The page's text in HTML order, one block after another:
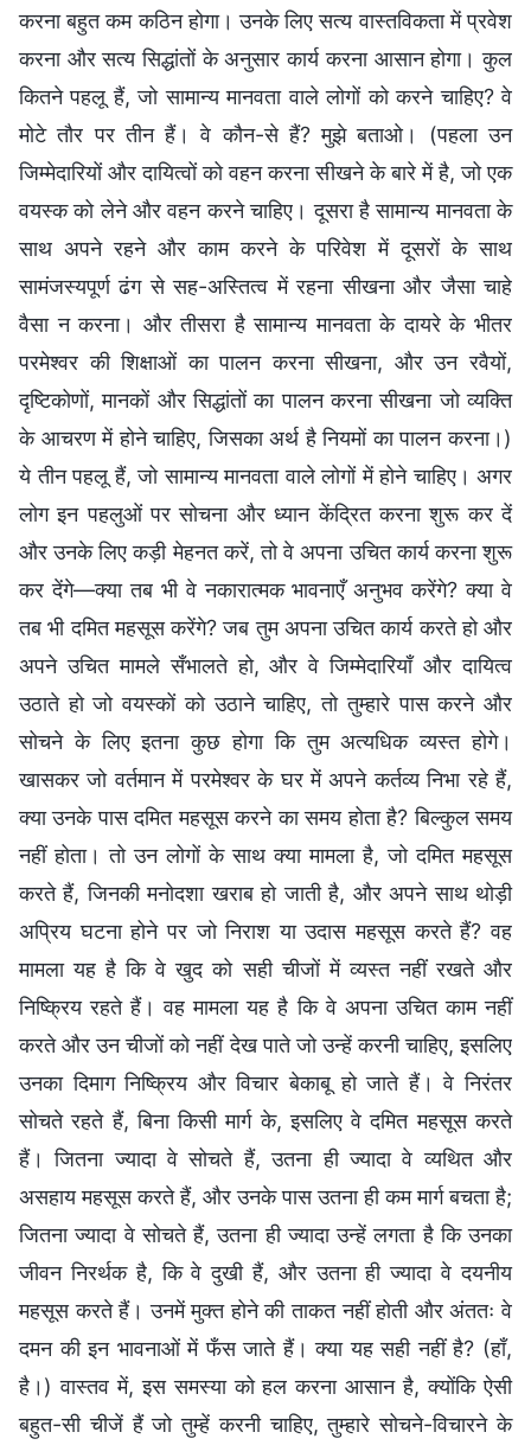
करना बहुत कम कठिन होगा। उनके लिए सत्य वास्तविकता में प्रवेश
करना और सत्य सिद्धांतों के अनुसार कार्य करना आसान होगा। कुल
कितने पहलू हैं, जो सामान्य मानवता वाले लोगों को करने चाहिए? वे
मोटे तौर पर तीन हैं। वे कौन-से हैं? मुझे बताओ। (पहला उन
जिम्मेदारियों और दायित्वों को वहन करना सीखने के बारे में है, जो एक
वयस्क को लेने और वहन करने चाहिए। दूसरा है सामान्य मानवता के
साथ अपने रहने और काम करने के परिवेश में दूसरों के साथ
सामंजस्यपूर्ण ढंग से सह-अस्तित्व में रहना सीखना और जैसा चाहे
वैसा न करना। और तीसरा है सामान्य मानवता के दायरे के भीतर
परमेश्वर की शिक्षाओं का पालन करना सीखना, और उन रवैयों,
दृष्टिकोणों, मानकों और सिद्धांतों का पालन करना सीखना जो व्यक्ति
के आचरण में होने चाहिए, जिसका अर्थ है नियमों का पालन करना।)
ये तीन पहलू हैं, जो सामान्य मानवता वाले लोगों में होने चाहिए। अगर
लोग इन पहलुओं पर सोचना और ध्यान केंद्रित करना शुरू कर दें
और उनके लिए कड़ी मेहनत करें, तो वे अपना उचित कार्य करना शुरू
कर देंगे—क्या तब भी वे नकारात्मक भावनाएँ अनुभव करेंगे? क्या वे
तब भी दमित महसूस करेंगे? जब तुम अपना उचित कार्य करते हो और
अपने उचित मामले सँभालते हो, और वे जिम्मेदारियाँ और दायित्व
उठाते हो जो वयस्कों को उठाने चाहिए, तो तुम्हारे पास करने और
सोचने के लिए इतना कुछ होगा कि तुम अत्यधिक व्यस्त होगे।
खासकर जो वर्तमान में परमेश्वर के घर में अपने कर्तव्य निभा रहे हैं,
क्या उनके पास दमित महसूस करने का समय होता है? बिल्कुल समय
नहीं होता। तो उन लोगों के साथ क्या मामला है, जो दमित महसूस
करते हैं, जिनकी मनोदशा खराब हो जाती है, और अपने साथ थोड़ी
अप्रिय घटना होने पर जो निराश या उदास महसूस करते हैं? वह
मामला यह है कि वे खुद को सही चीजों में व्यस्त नहीं रखते और
निष्क्रिय रहते हैं। वह मामला यह है कि वे अपना उचित काम नहीं
करते और उन चीजों को नहीं देख पाते जो उन्हें करनी चाहिए, इसलिए
उनका दिमाग निष्क्रिय और विचार बेकाबू हो जाते हैं। वे निरंतर
सोचते रहते हैं, बिना किसी मार्ग के, इसलिए वे दमित महसूस करते
हैं। जितना ज्यादा वे सोचते हैं, उतना ही ज्यादा वे व्यथित और
असहाय महसूस करते हैं, और उनके पास उतना ही कम मार्ग बचता है;
जितना ज्यादा वे सोचते हैं, उतना ही ज्यादा उन्हें लगता है कि उनका
जीवन निरर्थक है, कि वे दुखी हैं, और उतना ही ज्यादा वे दयनीय
महसूस करते हैं। उनमें मुक्त होने की ताकत नहीं होती और अंततः वे
दमन की इन भावनाओं में फँस जाते हैं। क्या यह सही नहीं है? (हाँ,
है।) वास्तव में, इस समस्या को हल करना आसान है, क्योंकि ऐसी
बहुत-सी चीजें हैं जो तुम्हें करनी चाहिए, तुम्हारे सोचने-विचारने के